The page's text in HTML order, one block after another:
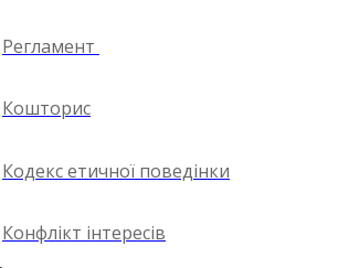
Регламент
Кошторис
Кодекс етичної поведінки
Конфлікт інтересів